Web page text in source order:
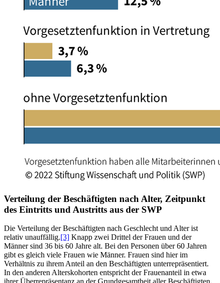
Verteilung der Beschäftigten nach Alter, Zeitpunkt
des Eintritts und Austritts aus der SWP
Die Verteilung der Beschäftigten nach Geschlecht und Alter ist
relativ unauffällig.[3] Knapp zwei Drittel der Frauen und der
Männer sind 36 bis 60 Jahre alt. Bei den Personen über 60 Jahren
gibt es gleich viele Frauen wie Männer. Frauen sind hier im
Verhältnis zu ihrem Anteil an den Beschäftigten unterrepräsentiert.
In den anderen Alterskohorten entspricht der Frauenanteil in etwa